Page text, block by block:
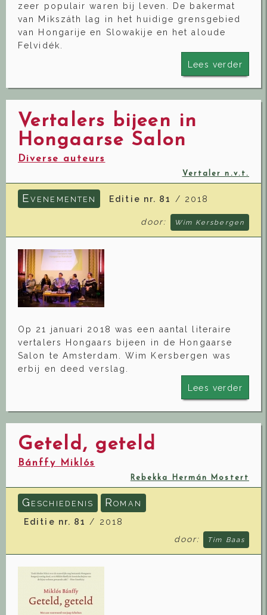
zeer populair waren bij leven. De bakermat
van Mikszáth lag in het huidige grensgebied
van Hongarije en Slowakije en het aloude
Felvidék.
Lees verder
Vertalers bijeen in
Hongaarse Salon
Diverse auteurs
Vertaler n.v.t.
EVENEMENTEN Editie nr. 81 / 2018
door: Wim Kersbergen
Op 21 januari 2018 was een aantal literaire
vertalers Hongaars bijeen in de Hongaarse
Salon te Amsterdam. Wim Kersbergen was
erbij en deed verslag.
Lees verder
Geteld, geteld
Bánffy Miklós
Rebekka Hermán Mostert
G ESCHIEDENIS ROMAN
Editie nr. 81
/ 2018
door:
Tim Baas